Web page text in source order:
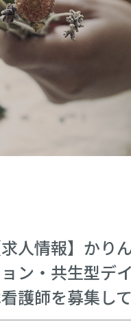
人情報】かり
ン・共生型デ
護師を募集し